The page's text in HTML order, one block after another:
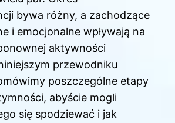
bywa różny, a zachodzące
i emocjonalne wpływają na
aktywności
przewodniku
poszczególne etapy
abyście mogli
się spodziewać i jak